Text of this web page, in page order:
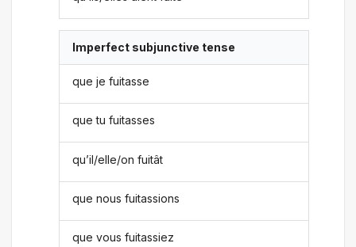
Imperfect subjunctive tense
que je fuitasse
que tu fuitasses
qu’il/elle/on fuitât
que nous fuitassions
que vous fuitassiez